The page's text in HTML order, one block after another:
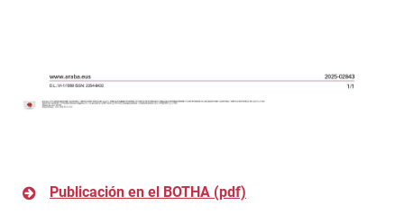
Publicación en el BOTHA (pdf)